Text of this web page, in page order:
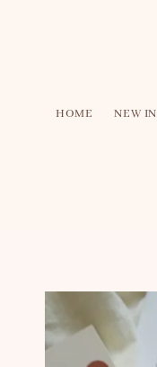
HOME NEW IN